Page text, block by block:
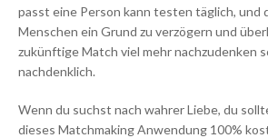
passt eine Person kann testen täglich, und
Menschen ein Grund zu verzögern und
zukünftige Match viel mehr nachzudenken
nachdenklich.
Wenn du suchst nach wahrer Liebe, du
dieses Matchmaking Anwendung 100%